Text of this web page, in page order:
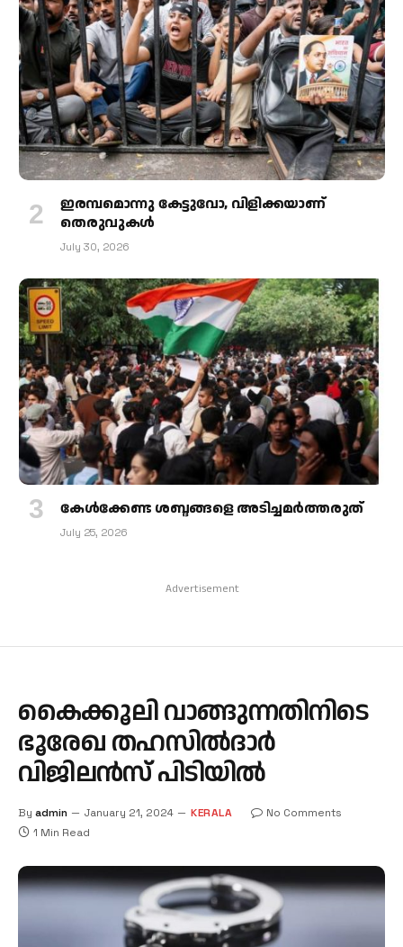
ഇരമ്പമൊന്നു കേട്ടുവോ, വിളിക്കയാണ്
തെരുവുകള്‍
July 30, 2026
കേള്‍ക്കേണ്ട ശബ്ദങ്ങളെ അടിച്ചമര്‍ത്തരുത്
July 25, 2026
Advertisement
കൈക്കൂലി വാങ്ങുന്നതിനിടെ
ഭൂരേഖ തഹസില്‍ദാര്‍
വിജിലന്‍സ് പിടിയില്‍
By admin January 21, 2024 KERALA
No Comments
1 Min Read